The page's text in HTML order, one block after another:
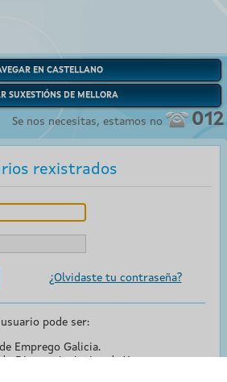
EN CASTELLANO
SUXESTIÓNS DE MELLORA
Se nos necesitas, estamos no 012
rexistrados
¿Olvidaste tu contraseña?
pode ser:
Emprego Galicia.